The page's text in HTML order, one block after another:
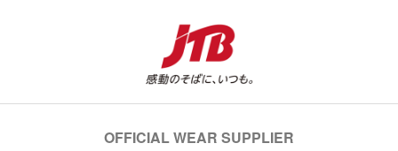
OFFICIAL WEAR SUPPLIER